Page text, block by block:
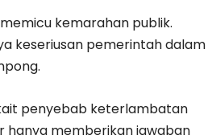
kemarahan publik.
keseriusan pemerintah dalam
penyebab keterlambatan
hanya memberikan jawaban